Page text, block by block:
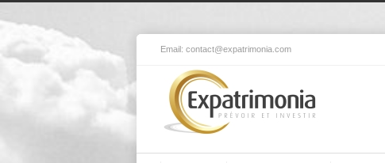
Email: contact@expatrimonia.com